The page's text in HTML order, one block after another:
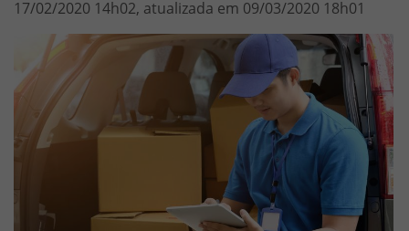
17/02/2020 14h02, atualizada em 09/03/2020 18h01